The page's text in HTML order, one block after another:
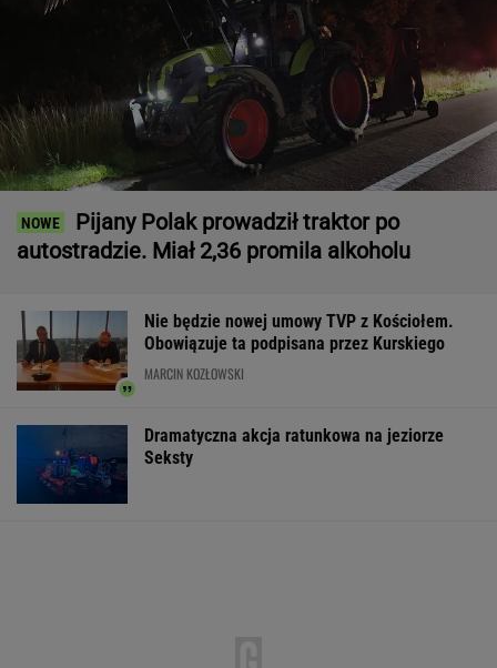
Pijany Polak prowadził traktor po
autostradzie. Miał 2,36 promila alkoholu
Nie będzie nowej umowy TVP z Kościołem.
Obowiązuje ta podpisana przez Kurskiego
MARCIN KOZŁOWSKI
Dramatyczna akcja ratunkowa na jeziorze
Seksty